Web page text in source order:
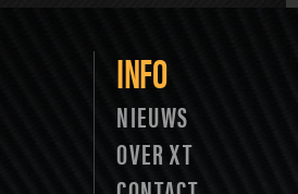
INFO
NIEUWS
OVER XT